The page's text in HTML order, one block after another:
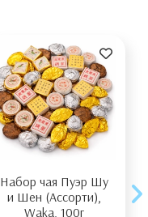
Набор чая Пуэр Шу
и Шен (Ассорти),
Waka, 100г